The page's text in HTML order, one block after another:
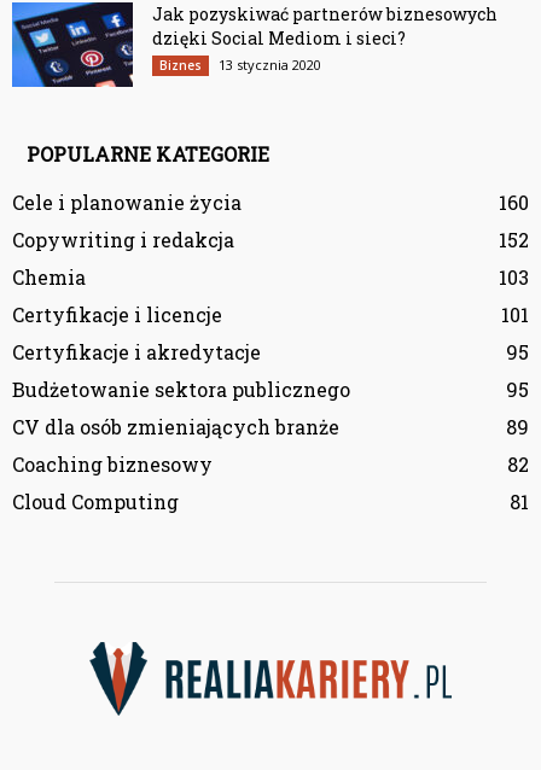
Jak pozyskiwać partnerów biznesowych
dzięki Social Mediom i sieci?
Biznes 13 stycznia 2020
POPULARNE KATEGORIE
Cele i planowanie życia
160
Copywriting i redakcja
152
Chemia
103
Certyfikacje i licencje
101
Certyfikacje i akredytacje
95
Budżetowanie sektora publicznego
95
CV dla osób zmieniających branże
89
Coaching biznesowy
82
Cloud Computing
81